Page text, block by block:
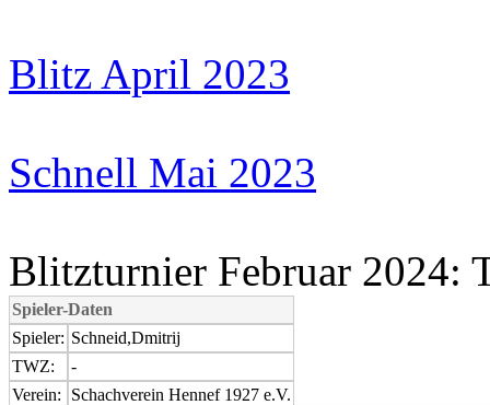
Blitz April 2023
Schnell Mai 2023
Blitzturnier Februar 2024:
Spieler-Daten
Spieler: Schneid,Dmitrij
TWZ:
-
Verein:
Schachverein Hennef 1927 e.V.